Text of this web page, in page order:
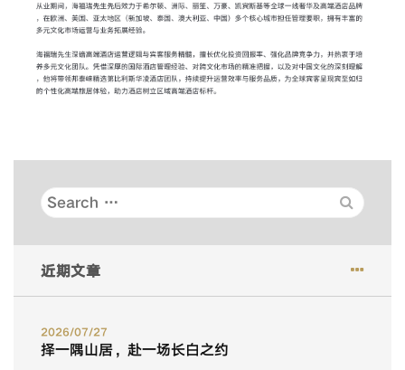
S
a
r
c
f
近期文章
择一隅山居，赴一场长白之约
2026/07/27